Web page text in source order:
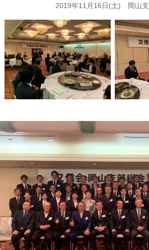
2019年11月16日(土) 岡山